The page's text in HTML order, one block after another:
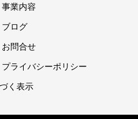
事業内容
ブログ
お問合せ
プライバシーポリシー
く表示